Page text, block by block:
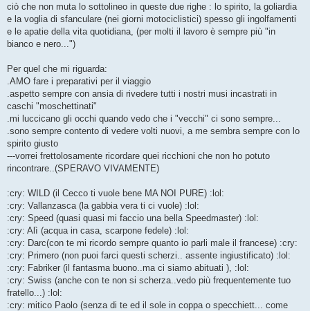
ciò che non muta lo sottolineo in queste due righe : lo spirito, la goliardia
e la voglia di sfanculare (nei giorni motociclistici) spesso gli ingolfamenti
e le apatie della vita quotidiana, (per molti il lavoro è sempre più "in
bianco e nero...")
Per quel che mi riguarda:
.AMO fare i preparativi per il viaggio
.aspetto sempre con ansia di rivedere tutti i nostri musi incastrati in
caschi "moschettinati"
.mi luccicano gli occhi quando vedo che i "vecchi" ci sono sempre...
.sono sempre contento di vedere volti nuovi, a me sembra sempre con lo
spirito giusto
---vorrei frettolosamente ricordare quei ricchioni che non ho potuto
rincontrare..(SPERAVO VIVAMENTE)
:cry: WILD (il Cecco ti vuole bene MA NOI PURE) :lol:
:cry: Vallanzasca (la gabbia vera ti ci vuole) :lol:
:cry: Speed (quasi quasi mi faccio una bella Speedmaster) :lol:
:cry: Alì (acqua in casa, scarpone fedele) :lol:
:cry: Darc(con te mi ricordo sempre quanto io parli male il francese) :cry:
:cry: Primero (non puoi farci questi scherzi.. assente ingiustificato) :lol:
:cry: Fabriker (il fantasma buono..ma ci siamo abituati ), :lol:
:cry: Swiss (anche con te non si scherza..vedo più frequentemente tuo
fratello...) :lol:
:cry: mitico Paolo (senza di te ed il sole in coppa o specchiett... come